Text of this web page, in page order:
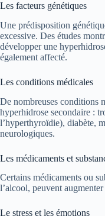
Les facteurs génétiques
Une prédisposition
excessive. Des études
développer une
également affecté.
Les conditions médicales
De nombreuses conditions
hyperhidrose secondaire :
l’hyperthyroïdie), diabète,
neurologiques.
Les médicaments et
Certains médicaments ou
l’alcool, peuvent
Le stress et les émotions